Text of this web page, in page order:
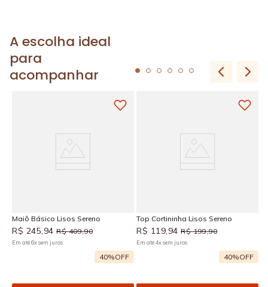
A escolha ideal
para
acompanhar
Maiô Básico Lisos Sereno
R$ 245,94 R$ 409,90
Em até6xsem juros
40%OFF
Top Cortininha Lisos Sereno
R$ 119,94 R$ 199,90
Em até4xsem juros
40%OFF